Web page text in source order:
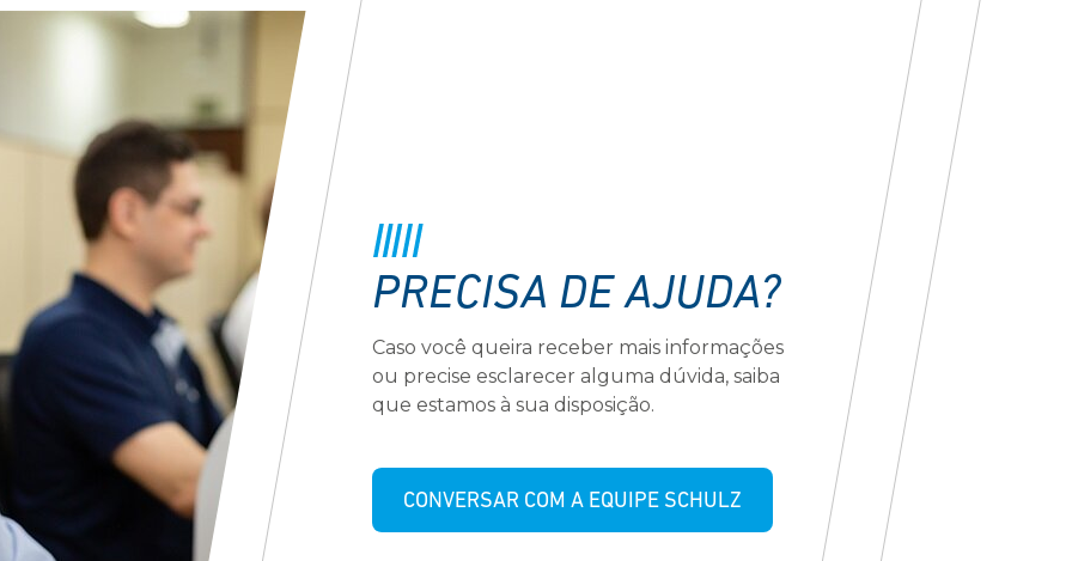
PRECISA DE AJUDA?
Caso você queira receber mais informações
ou precise esclarecer alguma dúvida, saiba
que estamos à sua disposição.
CONVERSAR COM A EQUIPE SCHULZ